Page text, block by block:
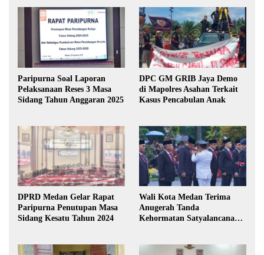
Paripurna Soal Laporan
Pelaksanaan Reses 3 Masa
Sidang Tahun Anggaran 2025
DPC GM GRIB Jaya Demo
di Mapolres Asahan Terkait
Kasus Pencabulan Anak
DPRD Medan Gelar Rapat
Paripurna Penutupan Masa
Sidang Kesatu Tahun 2024
Wali Kota Medan Terima
Anugerah Tanda
Kehormatan Satyalancana